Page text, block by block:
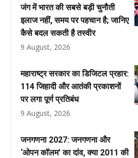
जंग में भारत की सबसे बड़ी चुनौती
इलाज नहीं, समय पर पहचान है; जानिए
कैसे बदल सकती है तस्वीर
9 August, 2026
महाराष्ट्र सरकार का डिजिटल प्रहार:
114 जिहादी और आतंकी प्रकाशनों
पर लगा पूर्ण प्रतिबंध
9 August, 2026
जनगणना 2027: जनगणना और
‘ओपन कॉलम’ का दांव, क्या 2011 की